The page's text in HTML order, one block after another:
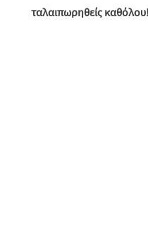
ταλαιπωρηθείς καθόλου!